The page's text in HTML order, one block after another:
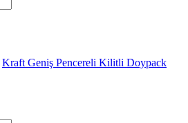
Kraft Geniş Pencereli Kilitli Doypack